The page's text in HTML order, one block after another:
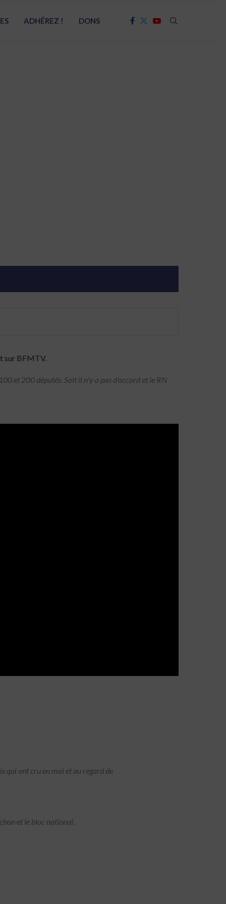
ADHÉREZ ! DONS
sur BFMTV.
et 200 députés. Soit il n'y a pas d'accord et le RN
qui ont cru en moi et au regard de
et le bloc national.